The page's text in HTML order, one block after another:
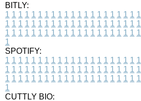
BITLY:
1 1 1 1 1 1 1 1 1 1 1 1 1 1 1 1 1 1 1 1 1
1 1 1 1 1 1 1 1 1 1 1 1 1 1 1 1 1 1 1 1 1
1 1 1 1 1 1 1 1 1 1 1 1 1 1 1 1 1 1 1 1 1
1
SPOTIFY:
1 1 1 1 1 1 1 1 1 1 1 1 1 1 1 1 1 1 1 1 1
1 1 1 1 1 1 1 1 1 1 1 1 1 1 1 1 1 1 1 1 1
1 1 1 1 1 1 1 1 1 1 1 1 1 1 1 1 1 1 1 1 1
1
CUTTLY BIO: